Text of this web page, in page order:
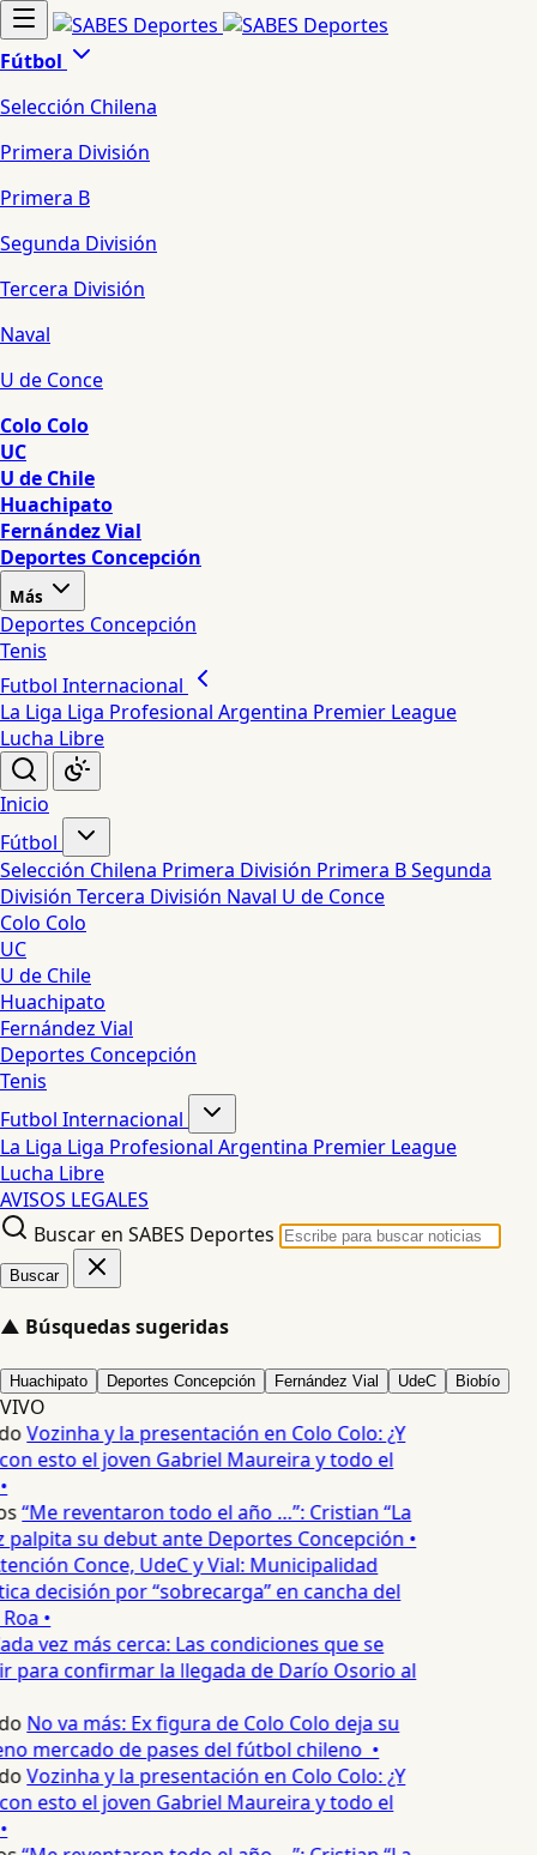
Fútbol
Selección Chilena
Primera División
Primera B
Segunda División
Tercera División
Naval
U de Conce
Colo Colo
UC
U de Chile
Huachipato
Fernández Vial
Deportes Concepción
Más
Deportes Concepción
Tenis
Futbol Internacional
La Liga Liga Profesional Argentina Premier League
Lucha Libre
Inicio
Fútbol
Selección Chilena Primera División Primera BSegunda
División Tercera División Naval U de Conce
Colo Colo
UC
U de Chile
Huachipato
Fernández Vial
Deportes Concepción
Tenis
Futbol Internacional
La Liga Liga Profesional Argentina Premier League
Lucha Libre
AVISOS LEGALES
Buscar en SABES Deportes
Buscar
▲ Búsquedas sugeridas
Huachipato Deportes Concepción Fernández Vial UdeC Biobío
VIVO
Vozinha y la presentación en Colo Colo: ¿Y
esto el joven Gabriel Maureira y todo el
“Me reventaron todo el año …”: Cristian “La
su debut ante Deportes Concepción •
Conce, UdeC y Vial: Municipalidad
decisión por “sobrecarga” en cancha del
•
vez más cerca: Las condiciones que se
para confirmar la llegada de Darío Osorio al
No va más: Ex figura de Colo Colo deja su
mercado de pases del fútbol chileno •
Vozinha y la presentación en Colo Colo: ¿Y
esto el joven Gabriel Maureira y todo el